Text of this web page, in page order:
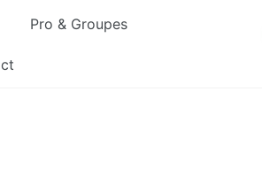
Pro & Groupes
Réservez dès maintenant ! 👉